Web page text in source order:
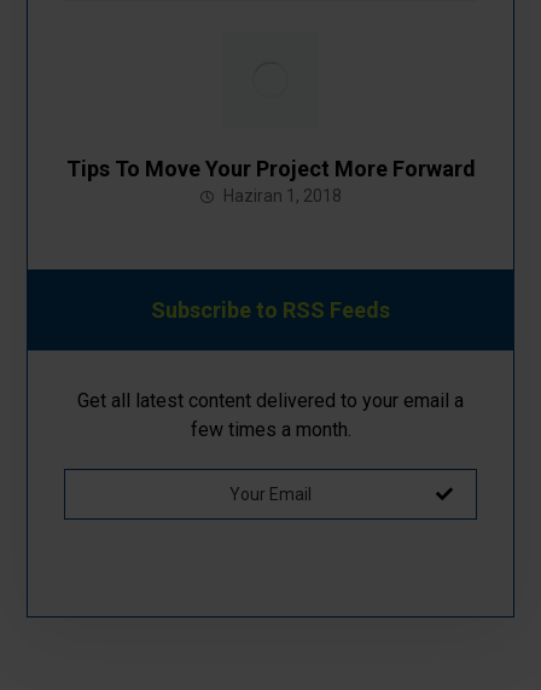
Tips To Move Your Project More Forward
Haziran 1, 2018
Subscribe to RSS Feeds
Get all latest content delivered to your email a
few times a month.